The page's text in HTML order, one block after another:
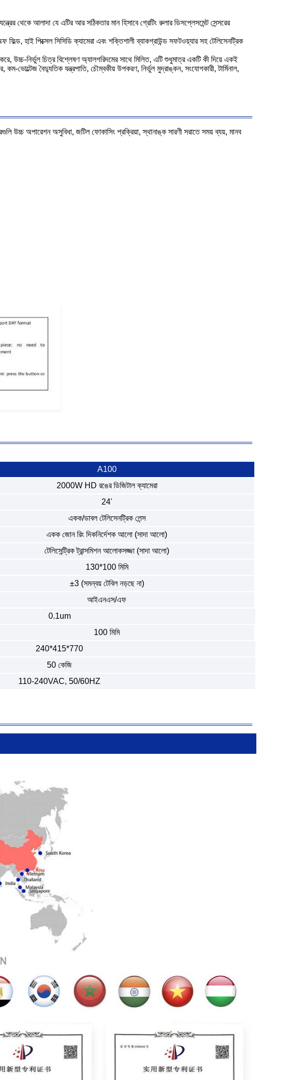
আলাদা যে এটির আর সঠিকতার মান হিসাবে গ্রেটিং রুলার ডিসপ্লেসমেন্ট সেন্সরের
হাই পিক্সেল সিসিডি ক্যামেরা এবং শক্তিশালী ব্যাকগ্রাউন্ড সফটওয়্যার সহ টেলিসেনট্রিক
উচ্চ-নির্ভুল চিত্র বিশ্লেষণ অ্যালগরিদমের সাথে মিলিত, এটি শুধুমাত্র একটি কী দিয়ে একই
কম-ভোল্টেজ বৈদ্যুতিক যন্ত্রপাতি, চৌম্বকীয় উপকরণ, নির্ভুল মুদ্রাঙ্কন, সংযোগকারী, টার্মিনাল,
উচ্চ অপারেশন অসুবিধা, জটিল ফোকাসিং প্রক্রিয়া, স্থানাঙ্ক সারণী সরাতে সময় ব্যয়, মানব
A100
2000W HD রঙের ডিজিটাল ক্যামেরা
24'
একক/ডাবল টেলিসেনট্রিক লেন্স
একক জোন রিং দিকনির্দেশক আলো (সাদা আলো)
টেলিসেন্ট্রিক ট্রান্সমিশন আলোকসজ্জা (সাদা আলো)
130*100 মিমি
±3 (সমন্বয় টেবিল নড়ছে না)
আইএনএস/এফ
0.1um
100 মিমি
240*415*770
50 কেজি
110-240VAC, 50/60HZ